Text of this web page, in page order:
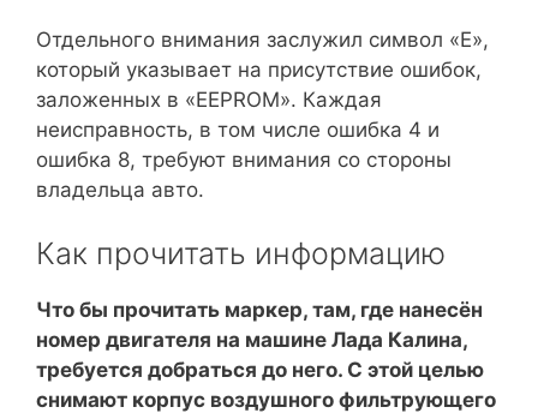
Отдельного внимания заслужил символ «Е»,
который указывает на присутствие ошибок,
заложенных в «EEPROM». Каждая
неисправность, в том числе ошибка 4 и
ошибка 8, требуют внимания со стороны
владельца авто.
Как прочитать информацию
Что бы прочитать маркер, там, где нанесён
номер двигателя на машине Лада Калина,
требуется добраться до него. С этой целью
снимают корпус воздушного фильтрующего